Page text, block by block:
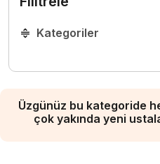
Kategoriler
Üzgünüz bu kategoride
çok yakında yeni